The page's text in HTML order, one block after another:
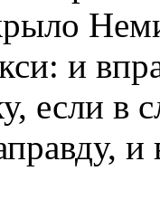
и
если в
и